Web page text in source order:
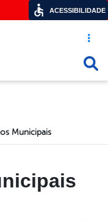
Acesso
Municipais
ACESSIBILIDADE